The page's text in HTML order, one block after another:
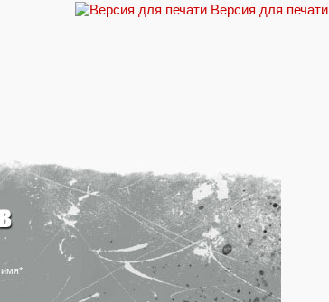
Версия для печати